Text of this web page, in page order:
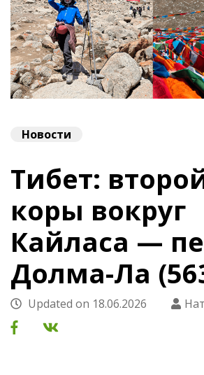
Новости
Тибет:
коры вокруг
Кайласа —
Долма-Ла
Updated on 18.06.2026